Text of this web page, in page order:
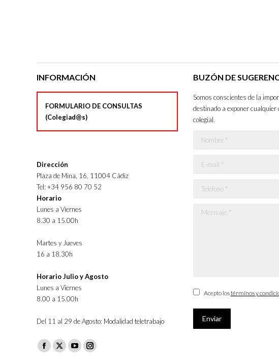
INFORMACIÓN
FORMULARIO DE CONSULTAS
(Colegiad@s)
Dirección
Plaza de Mina, 16, 11004 Cádiz
Tel: +34 956 80 70 52
Horario
Lunes a Viernes
8.30 a 15.00h
Martes y Jueves
16 a 18.30h
Horario Julio y Agosto
Lunes a Viernes
8.00 a 15.00h
Del 11 al 29 de Agosto: Modalidad teletrabajo
Facebook
X
YouTubeInstagram
BUZÓN DE
Somos conscientes de la
destinado a exponer
colegial.
Nombre *
E-mail *
Teléfono *
Mensaje *
Acepto lostérminos y
Enviar